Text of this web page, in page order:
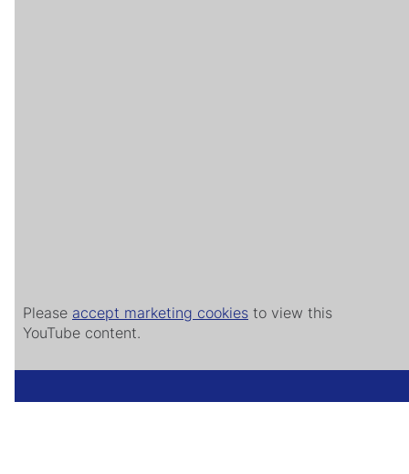
Please accept marketing cookies to view this
YouTube content.